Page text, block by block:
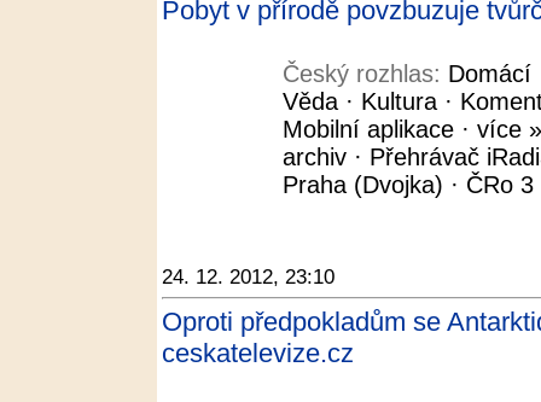
Pobyt v přírodě povzbuzuje
Český rozhlas: Domácí
Věda · Kultura ·
Mobilní aplikace · více
archiv · Přehrávač
Praha (Dvojka) · ČRo
24. 12. 2012, 23:10
Oproti předpokladům se
ceskatelevize.cz